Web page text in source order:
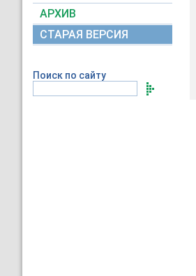
АРХИВ
СТАРАЯ ВЕРСИЯ
Поиск по сайту